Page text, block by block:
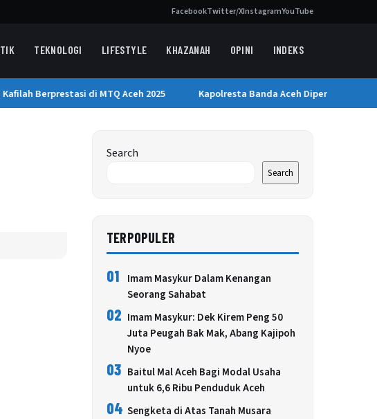
FacebookTwitter/XInstagramYouTube
TEKNOLOGI LIFESTYLE KHAZANAH OPINI INDEKS
Berprestasi di MTQ Aceh 2025 Kapolresta Banda Aceh Diperiksa
Search
Search
TERPOPULER
01
Imam Masykur Dalam Kenangan
Seorang Sahabat
02 Imam Masykur: Dek Kirem Peng 50
Juta Peugah Bak Mak, Abang Kajipoh
Nyoe
03 Baitul Mal Aceh Bagi Modal Usaha
untuk 6,6 Ribu Penduduk Aceh
04 Sengketa di Atas Tanah Musara